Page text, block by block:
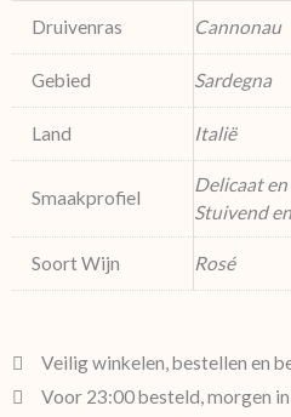
Druivenras Cannonau
Gebied Sardegna
Land Italië
Smaakprofiel
Delicaat
Stuivend
Soort Wijn Rosé
Veilig winkelen, bestellen en
Voor 23:00 besteld, morgen in